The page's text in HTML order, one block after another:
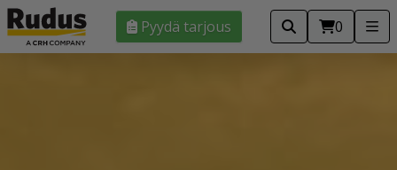
Pyydä tarjous 0